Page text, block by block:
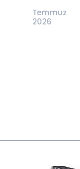
Temmuz
2026